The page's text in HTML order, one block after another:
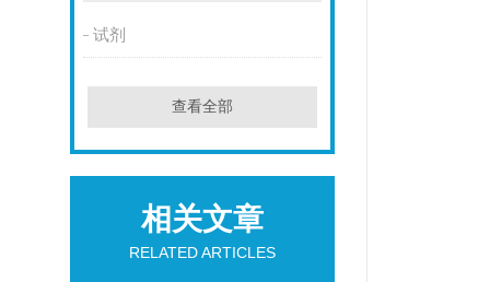
试剂
查看全部
相关文章
RELATED ARTICLES